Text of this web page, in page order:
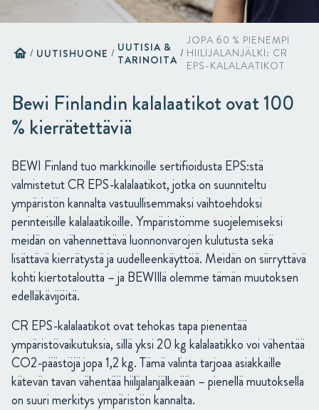
home / UUTISHUONE / UUTISIA &
TARINOITA /
JOPA 60 % PIENEMPI
HIILIJALANJÄLKI: CR
EPS-KALALAATIKOT
Bewi Finlandin kalalaatikot ovat 100
% kierrätettäviä
BEWI Finland tuo markkinoille sertifioidusta EPS:stä
valmistetut CR EPS-kalalaatikot, jotka on suunniteltu
ympäristön kannalta vastuullisemmaksi vaihtoehdoksi
perinteisille kalalaatikoille. Ympäristömme suojelemiseksi
meidän on vähennettävä luonnonvarojen kulutusta sekä
lisättävä kierrätystä ja uudelleenkäyttöä. Meidän on siirryttävä
kohti kiertotaloutta – ja BEWIllä olemme tämän muutoksen
edelläkävijöitä.
CR EPS-kalalaatikot ovat tehokas tapa pienentää
ympäristövaikutuksia, sillä yksi 20 kg kalalaatikko voi vähentää
CO2-päästöjä jopa 1,2 kg. Tämä valinta tarjoaa asiakkaille
kätevän tavan vähentää hiilijalanjälkeään – pienellä muutoksella
on suuri merkitys ympäristön kannalta.